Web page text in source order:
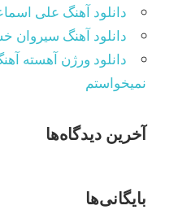
دانلود آهنگ علی
دانلود آهنگ سیروان
دانلود ورژن آهسته
نمیخواستم
آخرین دیدگاه‌ها
بایگانی‌ها